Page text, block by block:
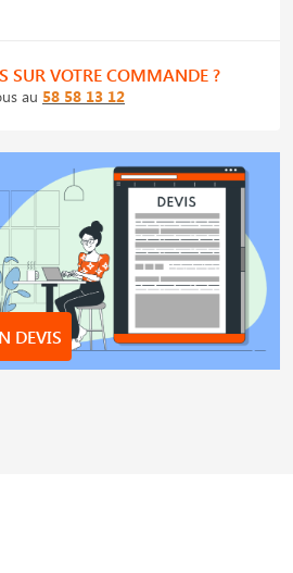
SUR VOTRE COMMANDE ?
au 58 58 13 12
DEVIS